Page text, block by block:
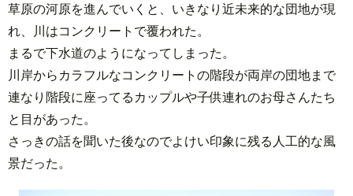
草原の河原を進んでいくと、いきなり近未来的な団地が現
れ、川はコンクリートで覆われた。
まるで下水道のようになってしまった。
川岸からカラフルなコンクリートの階段が両岸の団地まで
連なり階段に座ってるカップルや子供連れのお母さんたち
と目があった。
さっきの話を聞いた後なのでよけい印象に残る人工的な風
景だった。